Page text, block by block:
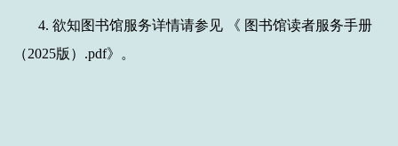
4. 欲知图书馆服务详情请参见 《 图书馆读者服务手册
（2025版）.pdf》。